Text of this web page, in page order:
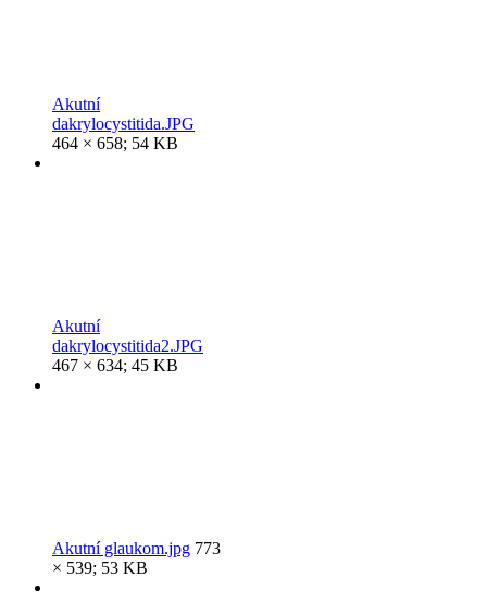
Akutní
dakrylocystitida.JPG
464 × 658; 54 KB
Akutní
dakrylocystitida2.JPG
467 × 634; 45 KB
Akutní glaukom.jpg 773
× 539; 53 KB